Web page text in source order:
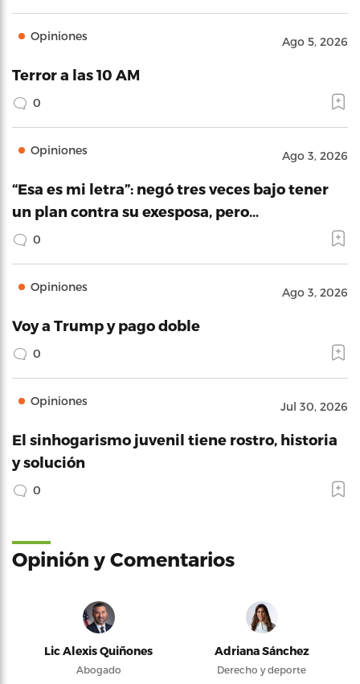
Opiniones Ago 5, 2026
Terror a las 10 AM
0
Opiniones Ago 3, 2026
“Esa es mi letra”: negó tres veces bajo tener
un plan contra su exesposa, pero…
0
Opiniones Ago 3, 2026
Voy a Trump y pago doble
0
Opiniones Jul 30, 2026
El sinhogarismo juvenil tiene rostro, historia
y solución
0
Opinión y Comentarios
Lic Alexis Quiñones
Abogado
Adriana Sánchez
Derecho y deporte